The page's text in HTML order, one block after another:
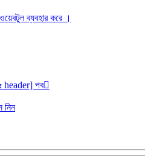
ব্যবহার করে ।
header] পব
নিন